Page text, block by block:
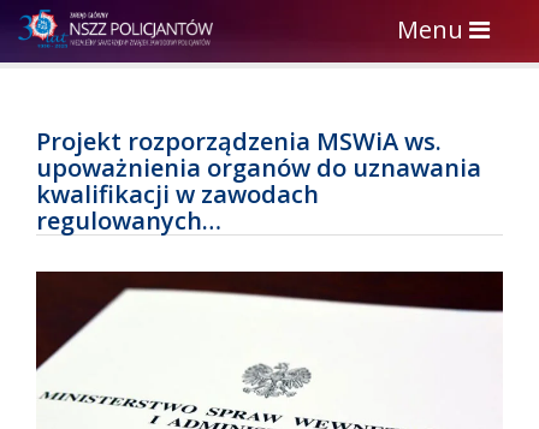
Toggle
navigation
Menu
Projekt rozporządzenia MSWiA ws.
upoważnienia organów do uznawania
kwalifikacji w zawodach
regulowanych…